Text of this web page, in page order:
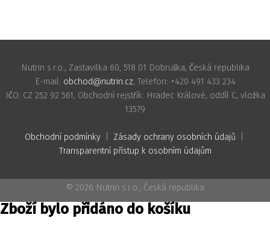
Nutrin s.r.o., Zastavilka 60, 518 01 Dobruška, Česká republika
E-mail: obchod@nutrin.cz, Telefon: +420 491 433 234
IČO: CZ 252 92 561, Obchodní rejstřík: Hradec Králové, oddíl C, vložka
13579
Obchodní podmínky| Zásady ochrany osobních údajů
Transparentní přístup k osobním údajům
© 2026 Nutrin s.r.o., Česká republika
Zboží bylo přidáno do košíku